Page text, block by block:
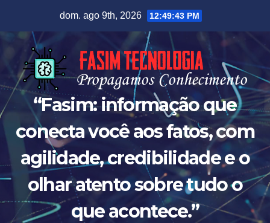
dom. ago 9th, 2026 12:49:45 PM
“Fasim: informação que
conecta você aos fatos, com
agilidade, credibilidade e o
olhar atento sobre tudo o
que acontece.”